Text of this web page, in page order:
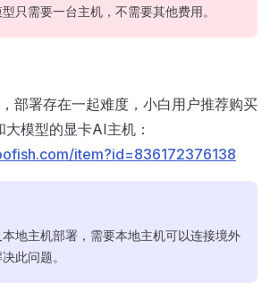
只需要一台主机，不需要其他费用。
部署存在一起难度，小白用户推荐购买
模型的显卡AI主机：
item?id=836172376138
地主机部署，需要本地主机可以连接境外
此问题。